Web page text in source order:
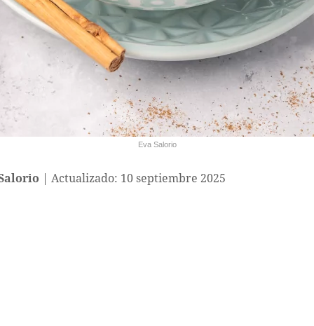
Eva Salorio
Actualizado: 10 septiembre 2025